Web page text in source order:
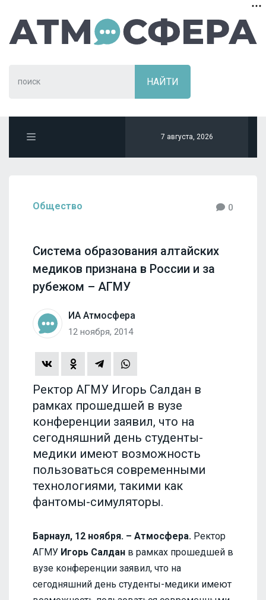
7 августа, 2026
Общество 0
Система образования алтайских
медиков признана в России и за
рубежом – АГМУ
ИА Атмосфера
12 ноября, 2014
Ректор АГМУ Игорь Салдан в
рамках прошедшей в вузе
конференции заявил, что на
сегодняшний день студенты-
медики имеют возможность
пользоваться современными
технологиями, такими как
фантомы-симуляторы.
Барнаул, 12 ноября. – Атмосфера. Ректор
АГМУ Игорь Салдан в рамках прошедшей в
вузе конференции заявил, что на
сегодняшний день студенты-медики имеют